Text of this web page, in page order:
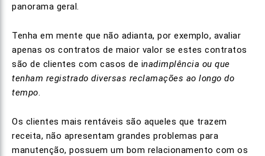
panorama geral.
Tenha em mente que não adianta, por exemplo, avaliar
apenas os contratos de maior valor se estes contratos
são de clientes com casos de inadimplência ou que
tenham registrado diversas reclamações ao longo do
tempo.
Os clientes mais rentáveis são aqueles que trazem
receita, não apresentam grandes problemas para
manutenção, possuem um bom relacionamento com os